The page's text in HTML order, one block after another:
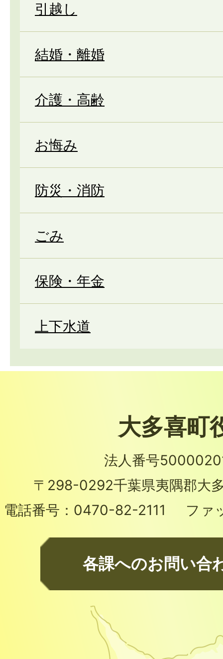
引越し
結婚・離婚
介護・高齢
お悔み
防災・消防
ごみ
保険・年金
上下水道
大多喜町
法人番号
〒298-0292千葉県夷隅郡大
電話番号： 0470-82-2111 ファ
各課へのお問い合